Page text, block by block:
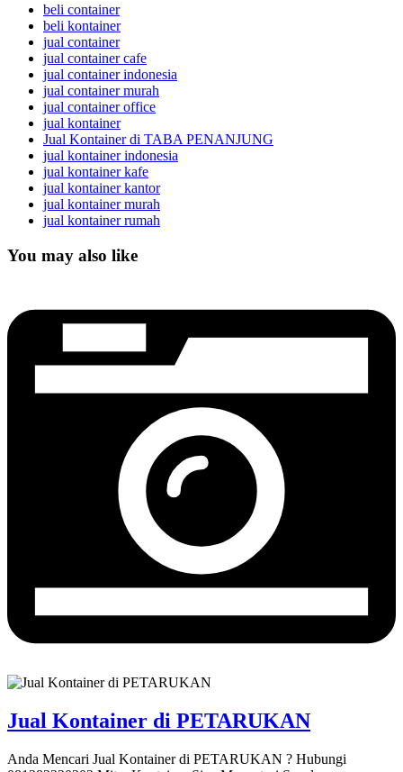
beli container
beli kontainer
jual container
jual container cafe
jual container indonesia
jual container murah
jual container office
jual kontainer
Jual Kontainer di TABA PENANJUNG
jual kontainer indonesia
jual kontainer kafe
jual kontainer kantor
jual kontainer murah
jual kontainer rumah
You may also like
Jual Kontainer di PETARUKAN
Anda Mencari Jual Kontainer di PETARUKAN ? Hubungi